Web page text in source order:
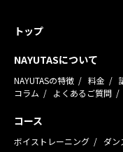
トップ
NAYUTASについて
NAYUTASの特徴 料金
コラム
よくあるご質問
コース
ボイストレーニング ダン